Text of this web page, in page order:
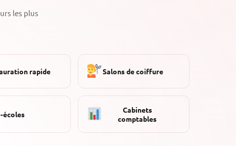
les plus
rapide Salons de coiffure
écoles
Cabinets
comptables